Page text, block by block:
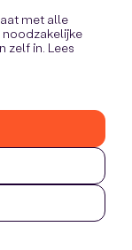
met alle
noodzakelijke
zelf in. Lees